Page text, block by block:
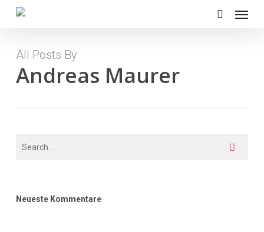
contentAll Posts By
Andreas Maurer
Neueste Kommentare